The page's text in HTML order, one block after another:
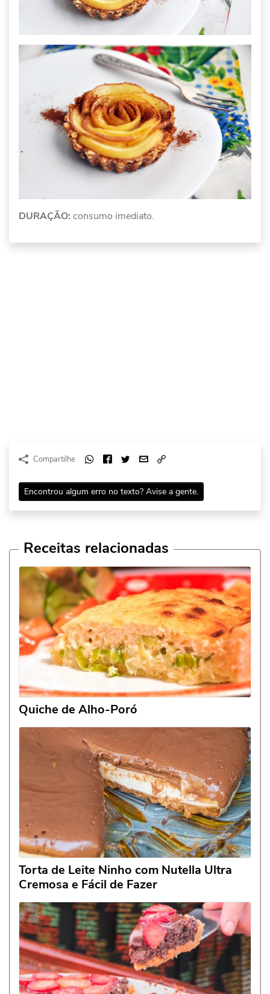
DURAÇÃO: consumo imediato.
Compartilhe
Encontrou algum erro no texto? Avise a gente.
Receitas relacionadas
Quiche de Alho-Poró
Torta de Leite Ninho com Nutella Ultra
Cremosa e Fácil de Fazer